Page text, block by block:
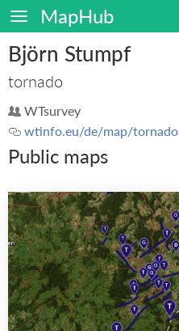
MapHub
Björn Stumpf
tornado
WTsurvey
wtinfo.eu/de/map/tornado
Public maps